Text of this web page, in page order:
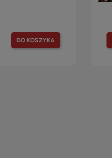
DO KOSZYKA